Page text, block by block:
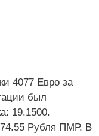
4077 Евро за
был
19.1500.
Рубля ПМР. В